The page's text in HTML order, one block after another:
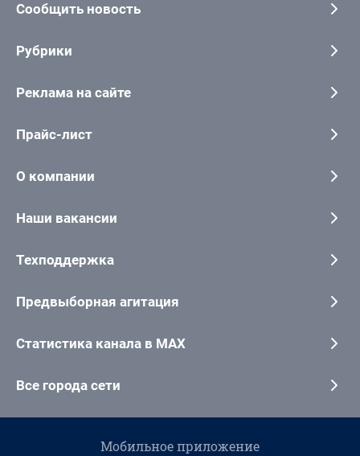
Сообщить новость
Рубрики
Реклама на сайте
Прайс-лист
О компании
Наши вакансии
Техподдержка
Предвыборная агитация
Статистика канала в MAX
Все города сети
Мобильное приложение